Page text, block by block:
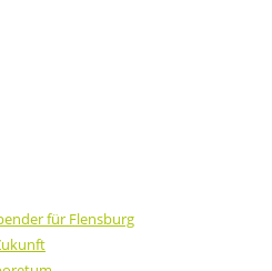
für Flensburg